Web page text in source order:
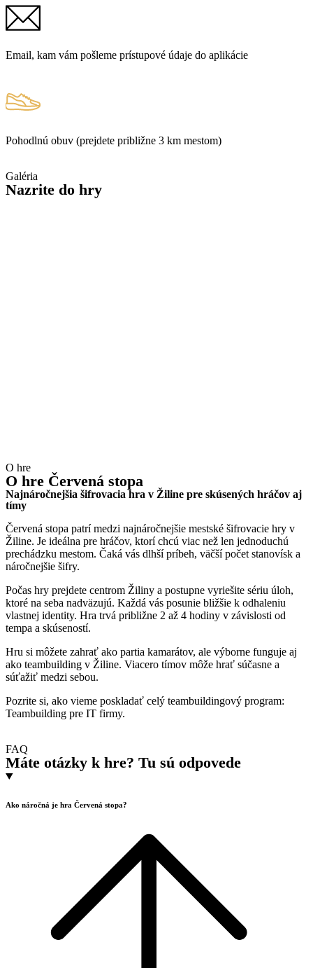
Email, kam vám pošleme prístupové údaje do aplikácie
Pohodlnú obuv (prejdete približne 3 km mestom)
Galéria
Nazrite do hry
O hre
O hre Červená stopa
Najnáročnejšia šifrovacia hra v Žiline pre skúsených hráčov aj
tímy
Červená stopa patrí medzi najnáročnejšie mestské šifrovacie hry v
Žiline. Je ideálna pre hráčov, ktorí chcú viac než len jednoduchú
prechádzku mestom. Čaká vás dlhší príbeh, väčší počet stanovísk a
náročnejšie šifry.
Počas hry prejdete centrom Žiliny a postupne vyriešite sériu úloh,
ktoré na seba nadväzujú. Každá vás posunie bližšie k odhaleniu
vlastnej identity. Hra trvá približne 2 až 4 hodiny v závislosti od
tempa a skúseností.
Hru si môžete zahrať ako partia kamarátov, ale výborne funguje aj
ako teambuilding v Žiline. Viacero tímov môže hrať súčasne a
súťažiť medzi sebou.
Pozrite si, ako vieme poskladať celý teambuildingový program:
Teambuilding pre IT firmy.
FAQ
Máte otázky k hre? Tu sú odpovede
Ako náročná je hra Červená stopa?